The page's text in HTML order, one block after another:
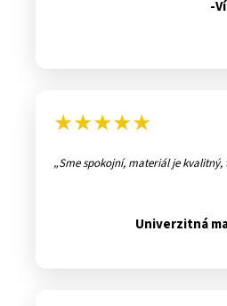
-
★★★★★
Sme spokojní, materiál je
Univerzitná